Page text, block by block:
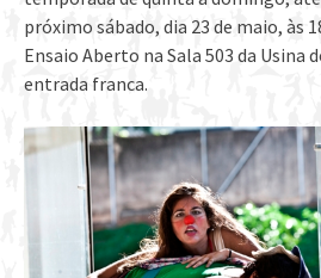
próximo sábado, dia 23 de maio, às
Ensaio Aberto na Sala 503 da Usina
entrada franca.